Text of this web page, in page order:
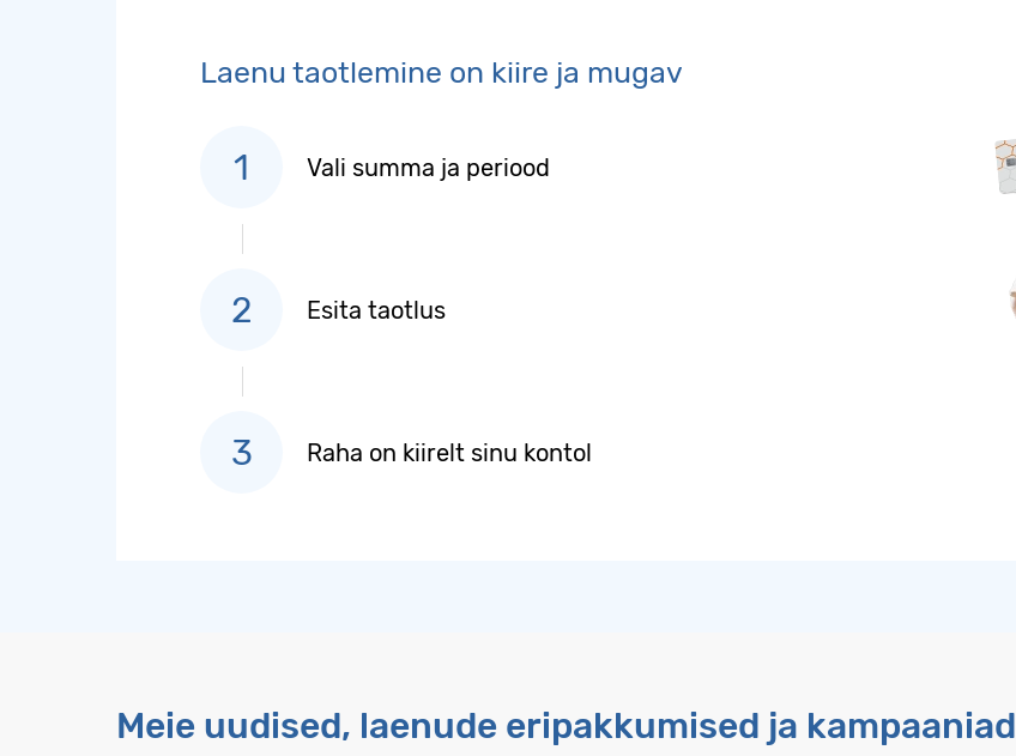
Laenu taotlemine on kiire ja mugav
Vali summa ja periood
Esita taotlus
Raha on kiirelt sinu kontol
Meie uudised, laenude eripakkumised ja kampaaniad